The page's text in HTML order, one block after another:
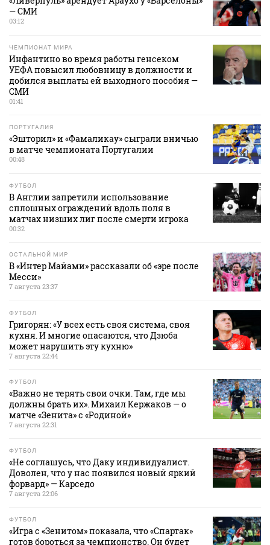
— СМИ
03:12
ЧЕМПИОНАТ МИРА
Инфантино во время работы генсеком
УЕФА повысил любовницу в должности и
добился выплаты ей выходного пособия —
СМИ
01:41
ПОРТУГАЛИЯ
«Эшторил» и «Фамаликау» сыграли вничью
в матче чемпионата Португалии
00:48
ФУТБОЛ
В Англии запретили использование
сплошных ограждений вдоль поля в
матчах низших лиг после смерти игрока
00:32
ОСТАЛЬНОЙ МИР
В «Интер Майами» рассказали об «эре после
Месси»
7 августа 23:37
ФУТБОЛ
Григорян: «У всех есть своя система, своя
кухня. И многие опасаются, что Дзюба
может нарушить эту кухню»
7 августа 22:44
ФУТБОЛ
«Важно не терять свои очки. Там, где мы
должны брать их». Михаил Кержаков — о
матче «Зенита» с «Родиной»
7 августа 22:31
ФУТБОЛ
«Не соглашусь, что Даку индивидуалист.
Доволен, что у нас появился новый яркий
форвард» — Карседо
7 августа 22:06
ФУТБОЛ
«Игра с «Зенитом» показала, что «Спартак»
готов бороться за чемпионство. Он будет